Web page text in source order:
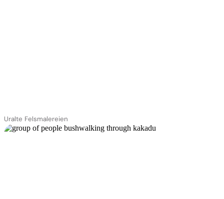
Uralte Felsmalereien